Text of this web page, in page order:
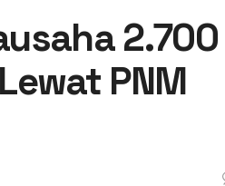
2.700
PNM